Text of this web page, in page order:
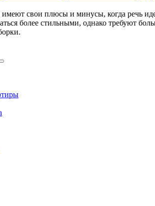
свои плюсы и минусы, когда речь
более стильными, однако требуют